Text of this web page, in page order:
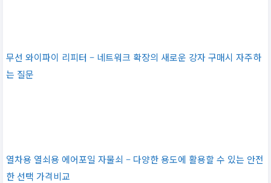
무선 와이파이 리피터 – 네트워크 확장의 새로운 강자 구매시 자주하
는 질문
열차용 열쇠용 에어포일 자물쇠 – 다양한 용도에 활용할 수 있는 안전
한 선택 가격비교